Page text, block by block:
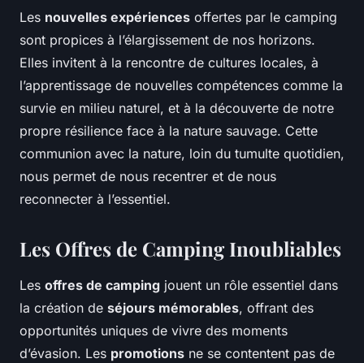
Les nouvelles expériences offertes par le camping
sont propices à l’élargissement de nos horizons.
Elles invitent à la rencontre de cultures locales, à
l’apprentissage de nouvelles compétences comme la
survie en milieu naturel, et à la découverte de notre
propre résilience face à la nature sauvage. Cette
communion avec la nature, loin du tumulte quotidien,
nous permet de nous recentrer et de nous
reconnecter à l’essentiel.
Les Offres de Camping Inoubliables
Les offres de camping jouent un rôle essentiel dans
la création de séjours mémorables, offrant des
opportunités uniques de vivre des moments
d’évasion. Les promotions ne se contentent pas de